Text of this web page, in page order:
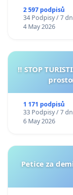
2 597 podpisů
34 Podpisy / 7
4 May 2026
‼️ STOP
1 171 podpisů
33 Podpisy / 7
6 May 2026
Petice za